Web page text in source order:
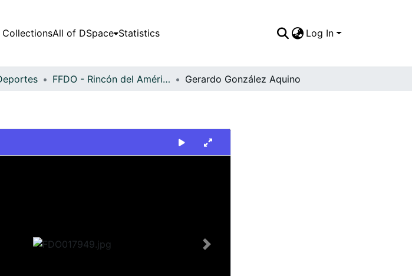
CollectionsAll of DSpace Statistics Log In
FFDO - Rincón del América - Patrimonial Gerardo González Aquino
Next